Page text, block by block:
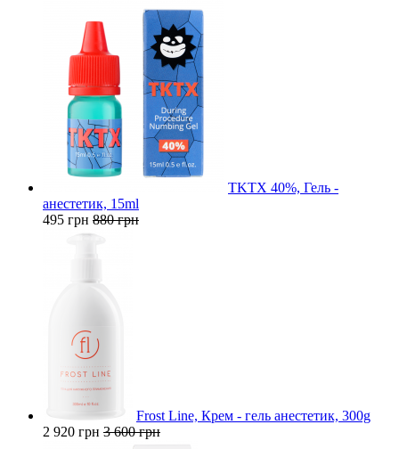
TKTX 40%, Гель -
анестетик, 15ml
495 грн 880 грн
Frost Line, Крем - гель анестетик, 300g
2 920 грн 3 600 грн